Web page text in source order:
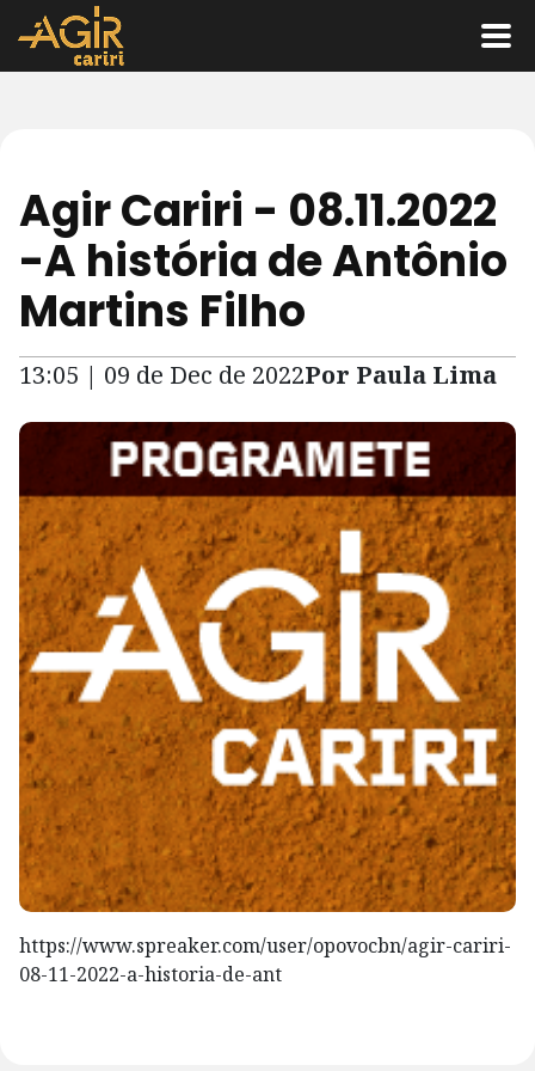
Agir Cariri - 08.11.2022
-A história de Antônio
Martins Filho
13:05 | 09 de Dec de 2022Por Paula Lima
https://www.spreaker.com/user/opovocbn/agir-cariri-
08-11-2022-a-historia-de-ant